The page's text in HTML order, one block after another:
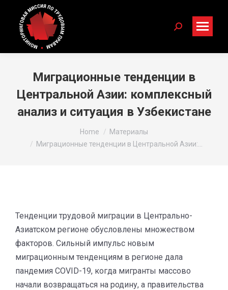
Search:
Миграционные тенденции в
Центральной Азии: комплексный
анализ и ситуация в Узбекистане
Home
Материалы
Миграционные тенденции в Центральной Азии:…
Тенденции трудовой миграции в Центрально-
Азиатском регионе обусловлены множеством
факторов. Сильный импульс новым
миграционным тенденциям в регионе дала
пандемия COVID-19, когда мигранты массово
начали возвращаться на родину, а правительства